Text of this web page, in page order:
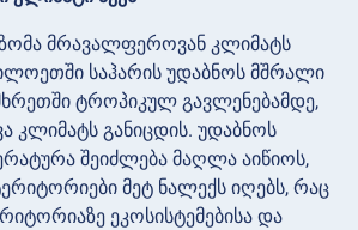
მრავალფეროვან კლიმატს
საჰარის უდაბნოს მშრალი
ტროპიკულ გავლენებამდე,
კლიმატს განიცდის. უდაბნოს
შეიძლება მაღლა აიწიოს,
მეტ ნალექს იღებს, რაც
ეკოსისტემებისა და